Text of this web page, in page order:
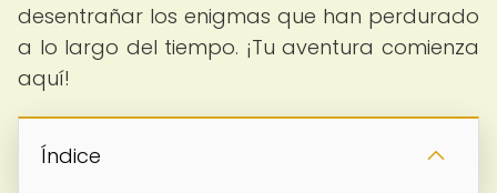
desentrañar los enigmas que han perdurado
a lo largo del tiempo. ¡Tu aventura comienza
aquí!
Índice